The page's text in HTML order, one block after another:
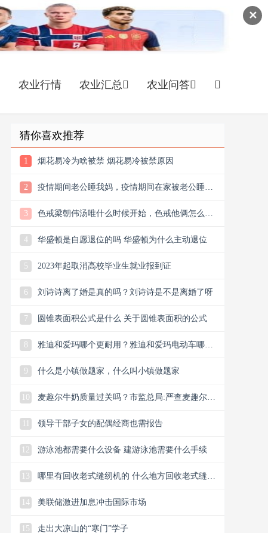
✕
农业行情 农业汇总 农业问答
猜你喜欢推荐
1 烟花易冷为啥被禁 烟花易冷被禁原因
2
疫情期间老公睡我妈，疫情期间在家被老公睡
3
色戒梁朝伟汤唯什么时候开始，色戒他俩怎么认
4
华盛顿是自愿退位的吗 华盛顿为什么主动退位
5 2023年起取消高校毕业生就业报到证
6 刘诗诗离了婚是真的吗？刘诗诗是不是离婚了呀
7 圆锥表面积公式是什么 关于圆锥表面积的公式
8
雅迪和爱玛哪个更耐用？雅迪和爱玛电动车哪个
9
什么是小镇做题家，什么叫小镇做题家
10
麦趣尔牛奶质量过关吗？市监总局:严查麦趣尔纯
领导干部子女的配偶经商也需报告
12 游泳池都需要什么设备 建游泳池需要什么手续
13
哪里有回收老式缝纫机的 什么地方回收老式缝纫
14
美联储激进加息冲击国际市场
15 走出大凉山的“寒门”学子